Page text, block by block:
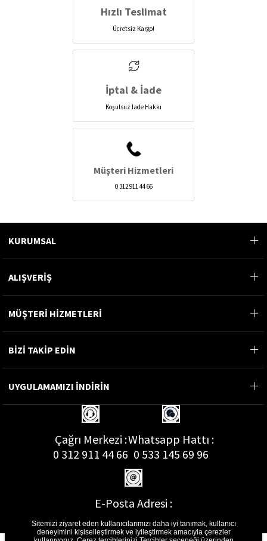
Hızlı Teslimat
Ücretsiz Kargo!
İptal & İade
Koşulsuz İade Hakkı
Müşteri Hizmetleri
0 312 911 44 66
KURUMSAL
ALIŞVERİŞ
MÜŞTERİ HİZMETLERİ
BİZİ TAKİP EDİN
UYGULAMAMIZI İNDİRİN
Çağrı Merkezi :
0 312 911 44 66
Whatsapp Hattı :
0 533 145 69 96
E-Posta Adresi :
musterihizmetleri@gon.com.tr
Sitemizi ziyaret eden kullanıcılarımızı daha iyi tanımak, kullanıcı
deneyimini kişiselleştirmek ve iyileştirmek amacıyla çerezler